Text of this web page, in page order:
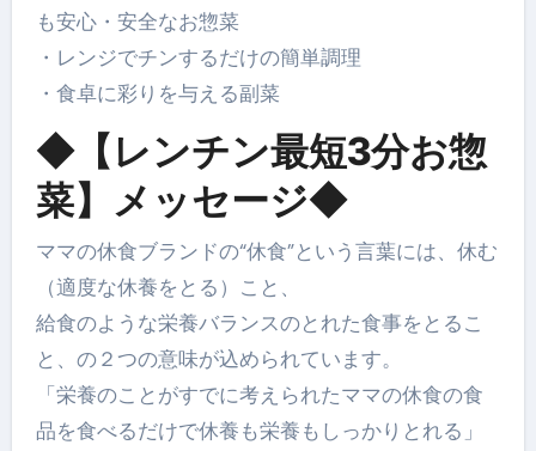
も安心・安全なお惣菜
・レンジでチンするだけの簡単調理
・食卓に彩りを与える副菜
◆【レンチン最短3分お惣
菜】メッセージ◆
ママの休食ブランドの“休食”という言葉には、休む
（適度な休養をとる）こと、
給食のような栄養バランスのとれた食事をとるこ
と、の２つの意味が込められています。
「栄養のことがすでに考えられたママの休食の食
品を食べるだけで休養も栄養もしっかりとれる」